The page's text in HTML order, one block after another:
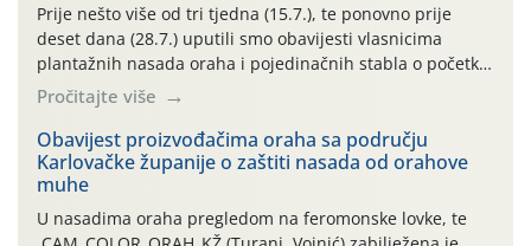
Prije nešto više od tri tjedna (15.7.), te ponovno prije
deset dana (28.7.) uputili smo obavijesti vlasnicima
plantažnih nasada oraha i pojedinačnih stabla o početku
leta i ovogodišnjoj potrebi usmjerenog suzbijanja
orahove muhe (Rhagoletis completa)! Već dvanaest dana
traje drugi ovogodišnji “toplinski udar”, koji naročito
izražen zadnja šest dana (31.7.-05.8.), jer najviše
temperature zraka svakodnevno […]
Pročitajte više
Obavijest proizvođačima oraha sa području
Karlovačke županije o zaštiti nasada od orahove
muhe
U nasadima oraha pregledom na feromonske lovke, te